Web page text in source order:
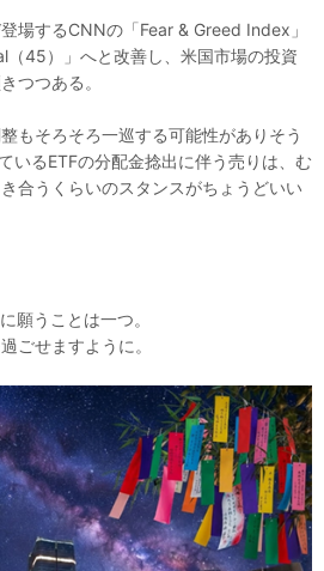
場するCNNの「Fear & Greed Index」
（45）」へと改善し、米国市場の投資
つつある。
もそろそろ一巡する可能性がありそう
いるETFの分配金捻出に伴う売りは、む
合うくらいのスタンスがちょうどいい
願うことは一つ。
ごせますように。